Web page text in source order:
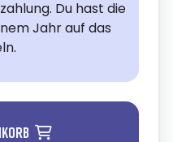
Du hast die
Jahr auf das